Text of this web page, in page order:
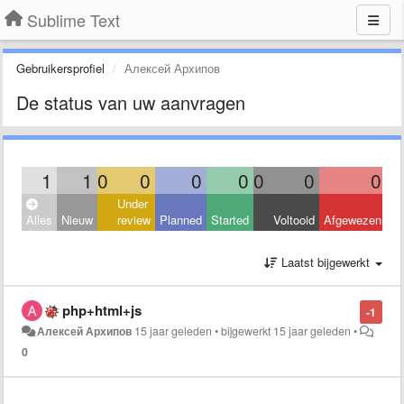
Sublime Text
Gebruikersprofiel Алексей Архипов
De status van uw aanvragen
1 1 0 0 0 0 0 0 0
Alles Nieuw
Under
review Planned Started Voltooid Afgewezen
Laatst bijgewerkt
-1
php+html+js
Алексей Архипов 15 jaar geleden •bijgewerkt 15 jaar geleden •
0